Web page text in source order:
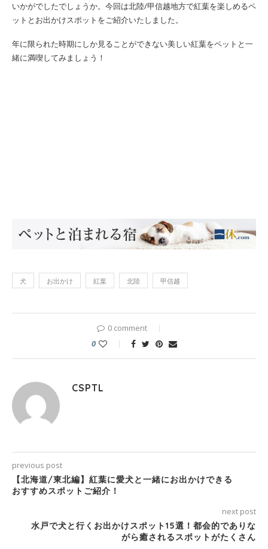
いかがでしたでしょうか。今回は北陸/甲信越地方で紅葉を楽しめるペ
ットとお出かけスポットをご紹介いたしました。
年に限られた時期にしか見ることができない美しい紅葉をペットと一
緒に満喫してみましょう！
犬 お出かけ 紅葉 北陸 甲信越
0 comment
0
CSPTL
previous post
【北海道/東北編】紅葉に愛犬と一緒にお出かけできる
おすすめスポットご紹介！
next post
水戸で犬と行くお出かけスポット15選！都会的でありな
がら癒されるスポットがたくさん